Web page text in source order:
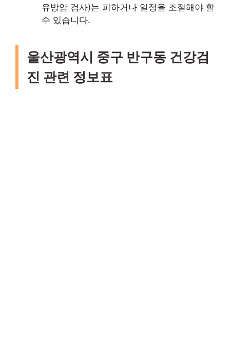
유방암 검사)는 피하거나 일정을 조절해야 할
수 있습니다.
울산광역시 중구 반구동 건강검
진 관련 정보표